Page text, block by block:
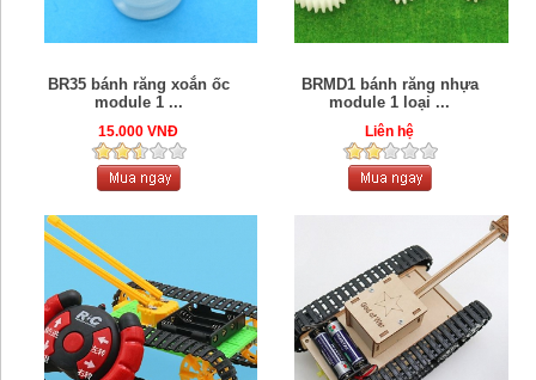
BR35 bánh răng xoắn ốc
module 1 ...
15.000 VNĐ
BRMD1 bánh răng nhựa
module 1 loại ...
Liên hệ